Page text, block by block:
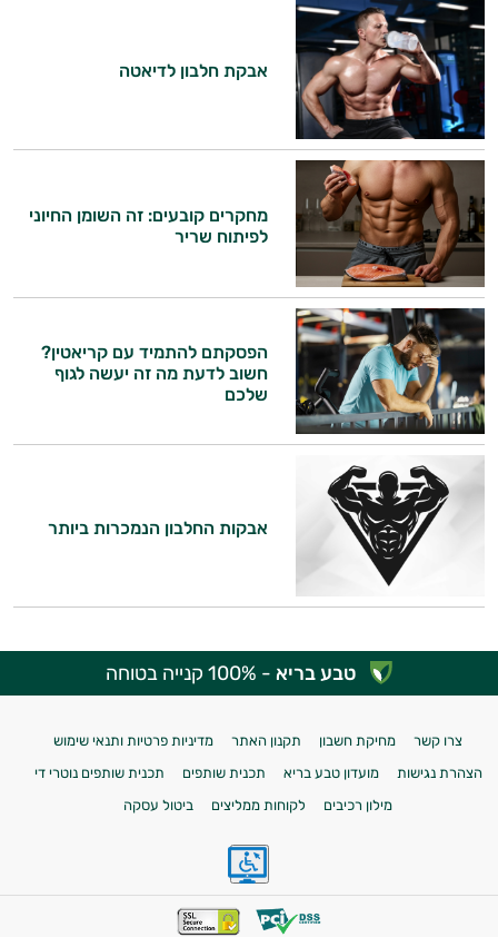
אבקת חלבון לדיאטה
מחקרים קובעים: זה השומן החיוני
לפיתוח שריר
הפסקתם להתמיד עם קריאטין?
חשוב לדעת מה זה יעשה לגוף
שלכם
אבקות החלבון הנמכרות ביותר
טבע בריא - 100% קנייה בטוחה
צרו קשר מחיקת חשבון תקנון האתר
מדיניות פרטיות ותנאי שימוש
הצהרת נגישות
מועדון טבע בריא תכנית שותפים
תכנית שותפים נוטרי די
מילון רכיבים
לקוחות ממליצים ביטול עסקה